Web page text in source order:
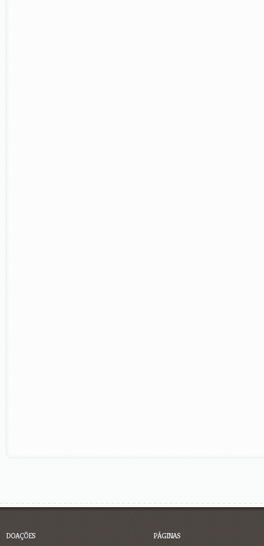
DOAÇÕES
PÁGINAS